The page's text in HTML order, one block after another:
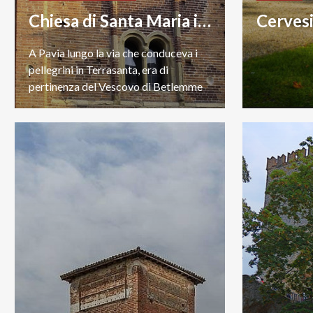
Chiesa di Santa Maria in Betlem
A Pavia lungo la via che conduceva i
pellegrini in Terrasanta, era di
pertinenza del Vescovo di Betlemme